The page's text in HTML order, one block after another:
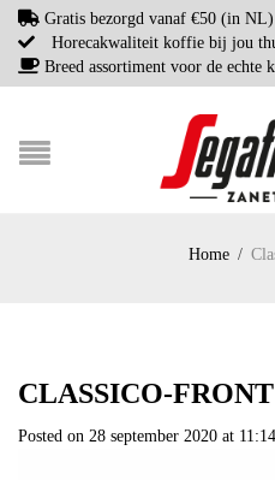
Gratis bezorgd vanaf €50 (in NL)
Horecakwaliteit koffie bij jou
Breed assortiment voor de echte
Home /
CLASSICO-FRONT
Posted on 28 september 2020 at 11:14